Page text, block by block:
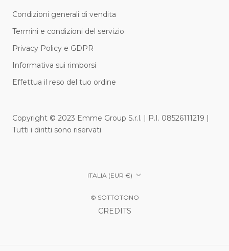
Condizioni generali di vendita
Termini e condizioni del servizio
Privacy Policy e GDPR
Informativa sui rimborsi
Effettua il reso del tuo ordine
Copyright © 2023 Emme Group S.r.l. | P.I. 08526111219 |
Tutti i diritti sono riservati
Paese/Area
ITALIA (EUR €)
© SOTTOTONO
CREDITS